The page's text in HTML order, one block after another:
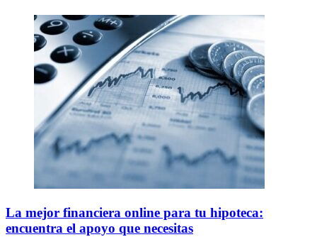
La mejor financiera online para tu hipoteca:
encuentra el apoyo que necesitas